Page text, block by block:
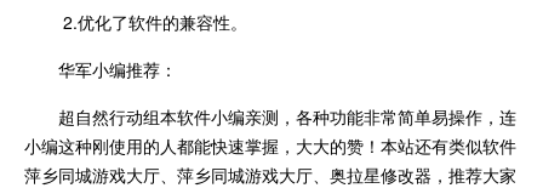
2.优化了软件的兼容性。
华军小编推荐：
超自然行动组本软件小编亲测，各种功能非常简单易操作，连
小编这种刚使用的人都能快速掌握，大大的赞！本站还有类似软件
萍乡同城游戏大厅、萍乡同城游戏大厅、奥拉星修改器，推荐大家